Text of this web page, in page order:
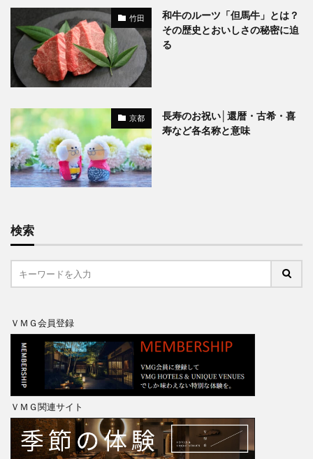
竹田
和牛のルーツ「但馬牛」とは？
その歴史とおいしさの秘密に迫
る
京都
長寿のお祝い│還暦・古希・喜
寿など各名称と意味
検索
ＶＭＧ会員登録
ＶＭＧ関連サイト